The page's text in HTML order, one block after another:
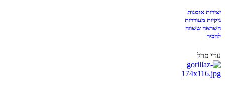
יצירות אומנות
גיקיות מעוררות
השראה ששווה
להכיר
עדי פרל